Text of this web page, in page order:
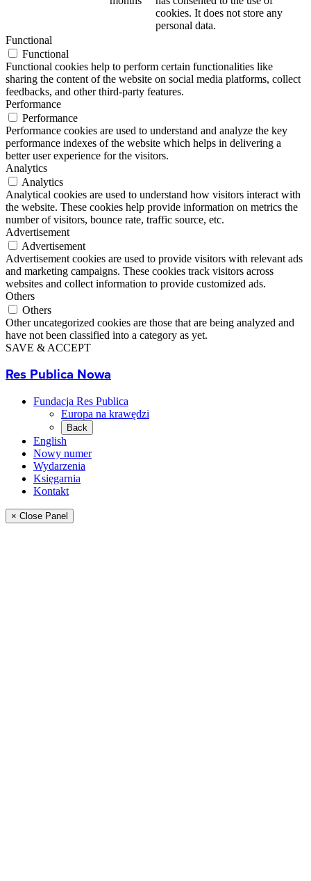
cookies. It does not store any
personal data.
Functional
Functional
Functional cookies help to perform certain functionalities like
sharing the content of the website on social media platforms, collect
feedbacks, and other third-party features.
Performance
Performance
Performance cookies are used to understand and analyze the key
performance indexes of the website which helps in delivering a
better user experience for the visitors.
Analytics
Analytics
Analytical cookies are used to understand how visitors interact with
the website. These cookies help provide information on metrics the
number of visitors, bounce rate, traffic source, etc.
Advertisement
Advertisement
Advertisement cookies are used to provide visitors with relevant ads
and marketing campaigns. These cookies track visitors across
websites and collect information to provide customized ads.
Others
Others
Other uncategorized cookies are those that are being analyzed and
have not been classified into a category as yet.
SAVE & ACCEPT
Res Publica Nowa
Fundacja Res Publica
Europa na krawędzi
Back
English
Nowy numer
Wydarzenia
Księgarnia
Kontakt
× Close Panel